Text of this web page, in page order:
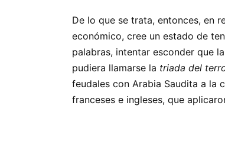
De lo que se trata, entonces, en
económico, cree un estado de
palabras, intentar esconder que
pudiera llamarse la triada del
feudales con Arabia Saudita a la
franceses e ingleses, que